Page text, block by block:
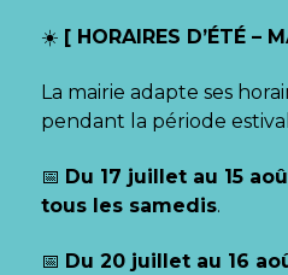
☀️ [ HORAIRES D’ÉTÉ –
La mairie adapte ses
pendant la période
📅 Du 17 juillet au 15
tous les samedis.
📅 Du 20 juillet au 16